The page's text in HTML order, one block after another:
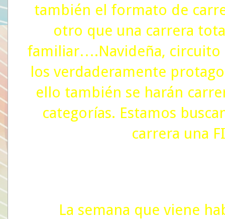
también el formato de
otro que una carrera
familiar….Navideña, circuito
los verdaderamente
ello también se harán
categorías. Estamos
carrera una
La semana que viene